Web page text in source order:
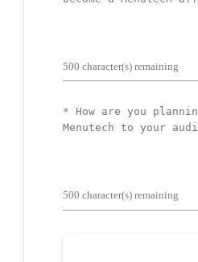
500 character(s) remaining
Tell
us
500 character(s) remaining